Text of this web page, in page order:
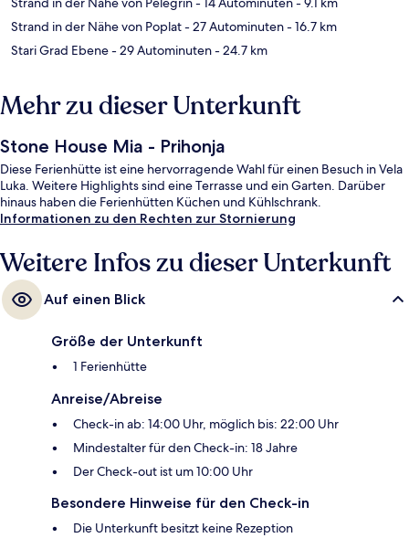
Strand in der Nähe von Poplat- 27 Autominuten- 16.7 km
Stari Grad Ebene- 29 Autominuten- 24.7 km
Mehr zu dieser Unterkunft
Stone House Mia - Prihonja
Diese Ferienhütte ist eine hervorragende Wahl für einen Besuch in Vela
Luka. Weitere Highlights sind eine Terrasse und ein Garten. Darüber
hinaus haben die Ferienhütten Küchen und Kühlschrank.
Informationen zu den Rechten zur Stornierung
Weitere Infos zu dieser Unterkunft
Auf einen Blick
Größe der Unterkunft
1 Ferienhütte
Anreise/Abreise
Check-in ab: 14:00 Uhr, möglich bis: 22:00 Uhr
Mindestalter für den Check-in: 18 Jahre
Der Check-out ist um 10:00 Uhr
Besondere Hinweise für den Check-in
Die Unterkunft besitzt keine Rezeption